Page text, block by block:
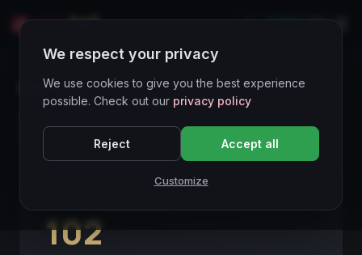
LIVE
Mercato
vinicolo italiano
102
We respect your privacy
We use cookies to give you the best experience
possible. Check out our privacy policy
Reject Accept all
Customize